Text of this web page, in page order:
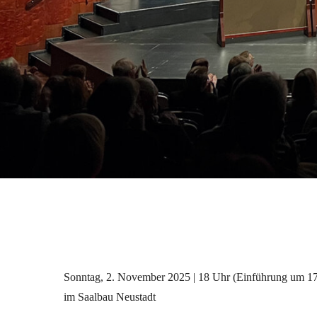
Sonntag, 2. November 2025 | 18 Uhr(Einführung um
im Saalbau Neustadt